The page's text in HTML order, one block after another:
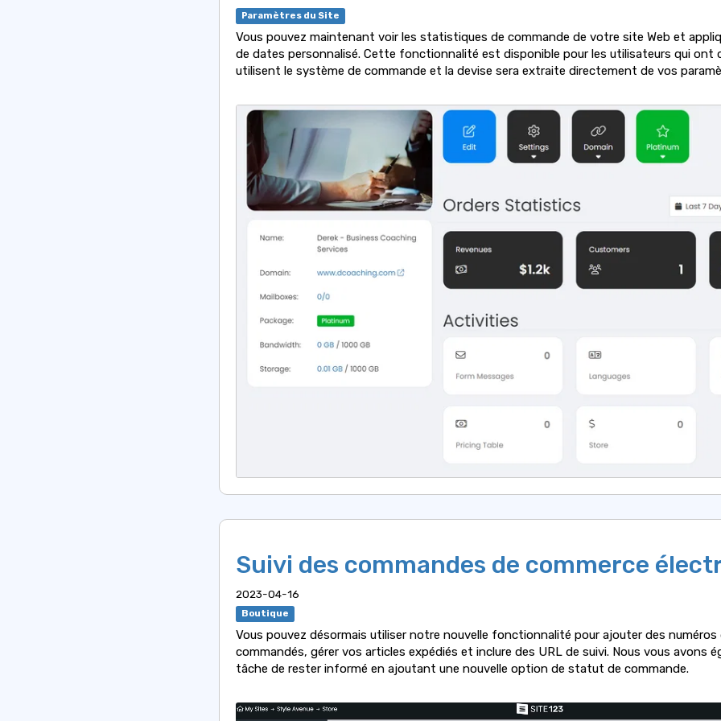
Paramètres du Site
Vous pouvez maintenant voir les statistiques de commande de votre site Web et
de dates personnalisé. Cette fonctionnalité est disponible pour les utilisateurs qui ont
utilisent le système de commande et la devise sera extraite directement de vos
Suivi des commandes de commerce
2023-04-16
Boutique
Vous pouvez désormais utiliser notre nouvelle fonctionnalité pour ajouter des
commandés, gérer vos articles expédiés et inclure des URL de suivi. Nous vous avons
tâche de rester informé en ajoutant une nouvelle option de statut de commande.